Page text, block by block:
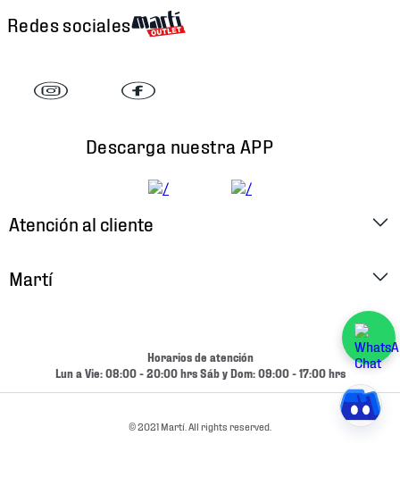
Redes sociales
Descarga nuestra APP
Atención al cliente
Cambios y Devoluciones
Martí
Términos y Condiciones
Horarios de atención
Lun a Vie: 08:00 - 20:00 hrs Sáb y Dom: 09:00 - 17:00 hrs
© 2021 Martí. All rights reserved.